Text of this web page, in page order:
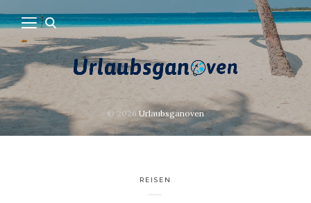
© 2026 Urlaubsganoven
REISEN